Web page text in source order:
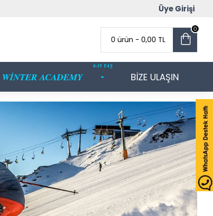
Üye Girişi
0 ürün - 0,00 TL
0
WİNTER ACADEMY
6-15 YAŞ
BİZE ULAŞIN